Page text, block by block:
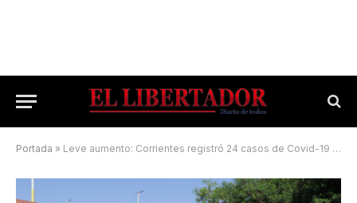
Portada » Leve aumento: Corrientes registró 24 casos de Covid-19 en la última semana